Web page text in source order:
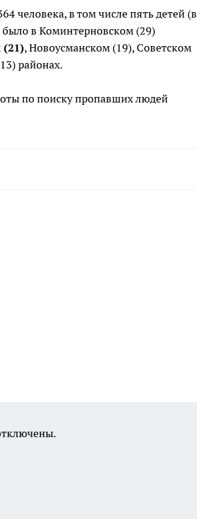
человека, в том числе пять детей (в
в Коминтерновском (29)
, Новоусманском (19), Советском
районах.
по поиску пропавших людей